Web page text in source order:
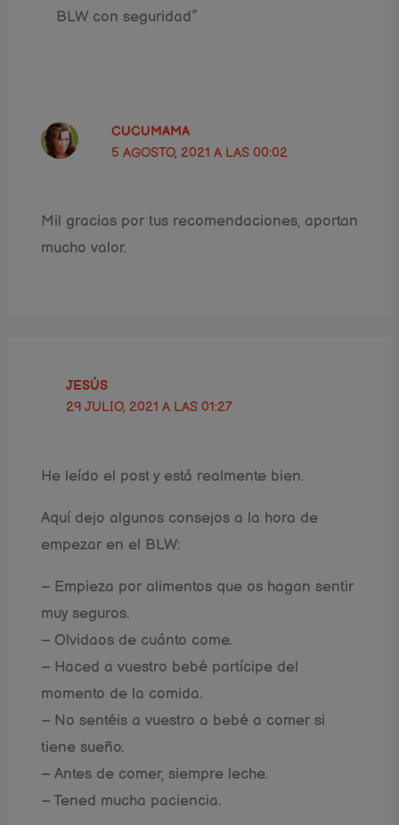
BLW con seguridad”
CUCUMAMA
5 AGOSTO, 2021 A LAS 00:02
Mil gracias por tus recomendaciones, aportan
mucho valor.
JESÚS
29 JULIO, 2021 A LAS 01:27
He leído el post y está realmente bien.
Aquí dejo algunos consejos a la hora de
empezar en el BLW:
– Empieza por alimentos que os hagan sentir
muy seguros.
– Olvidaos de cuánto come.
– Haced a vuestro bebé partícipe del
momento de la comida.
– No sentéis a vuestro a bebé a comer si
tiene sueño.
– Antes de comer, siempre leche.
– Tened mucha paciencia.